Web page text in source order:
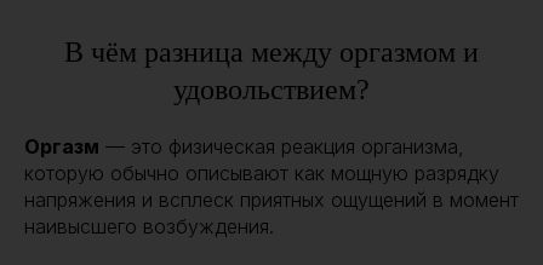
В чём разница между оргазмом и
удовольствием?
Оргазм — это физическая реакция организма,
которую обычно описывают как мощную разрядку
напряжения и всплеск приятных ощущений в момент
наивысшего возбуждения.